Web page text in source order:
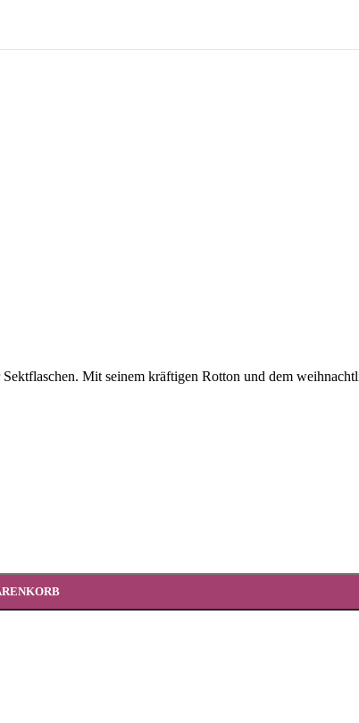
Mit seinem kräftigen Rotton und dem